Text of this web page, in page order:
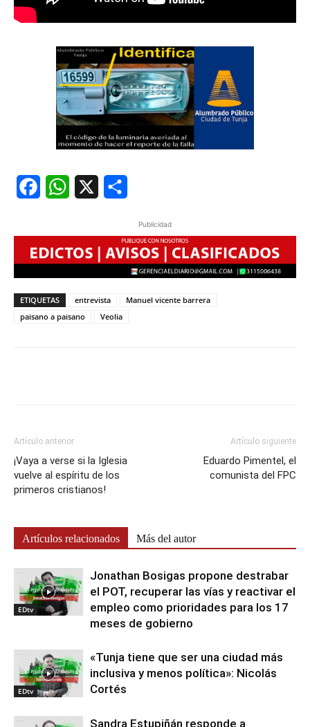
FacebookWhatsApp
Publicidad
ETIQUETAS entrevista
Manuel vicente barrera
paisano a paisano
Veolia
Artículo anterior
¡Vaya a verse si la Iglesia
vuelve al espíritu de los
primeros cristianos!
Artículo siguiente
Eduardo Pimentel, el
comunista del FPC
Artículos relacionados Más del autor
EDtv
Jonathan Bosigas propone destrabar
el POT, recuperar las vías y reactivar el
empleo como prioridades para los 17
meses de gobierno
EDtv
«Tunja tiene que ser una ciudad más
inclusiva y menos política»: Nicolás
Cortés
Sandra Estupiñán responde a